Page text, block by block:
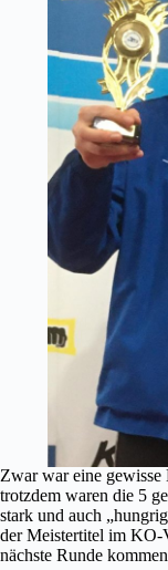
Zwar war eine gewisse
trotzdem waren die 5
stark und auch
der Meistertitel im KO-
nächste Runde